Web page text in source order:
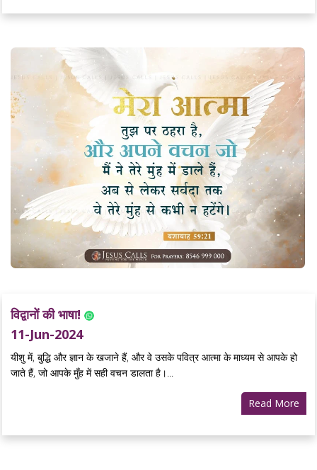
विद्वानों की भाषा!
11-Jun-2024
यीशु में, बुद्धि और ज्ञान के खजाने हैं, और वे उसके पवित्र आत्मा के माध्यम से आपके हो
जाते हैं, जो आपके मुँह में सही वचन डालता है।...
Read More